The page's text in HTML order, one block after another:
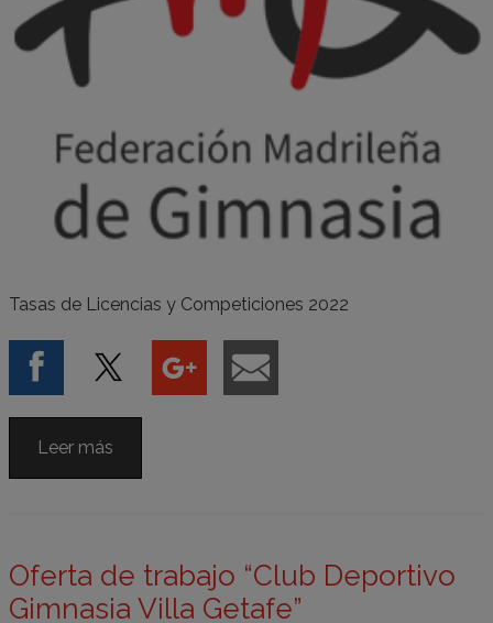
Tasas de Licencias y Competiciones 2022
Leer más
Oferta de trabajo “Club Deportivo
Gimnasia Villa Getafe”